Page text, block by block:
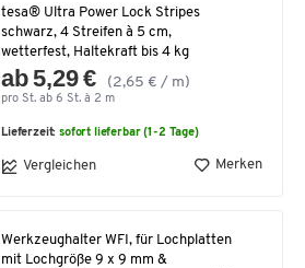
tesa® Ultra Power Lock Stripes
schwarz, 4 Streifen à 5 cm,
wetterfest, Haltekraft bis 4 kg
ab 5,29 € (2,65 € / m)
pro St. ab 6 St. à 2 m
Lieferzeit:sofort lieferbar (1-2 Tage)
Vergleichen Merken
Werkzeughalter WFI, für Lochplatten
mit Lochgröße 9 x 9 mm &